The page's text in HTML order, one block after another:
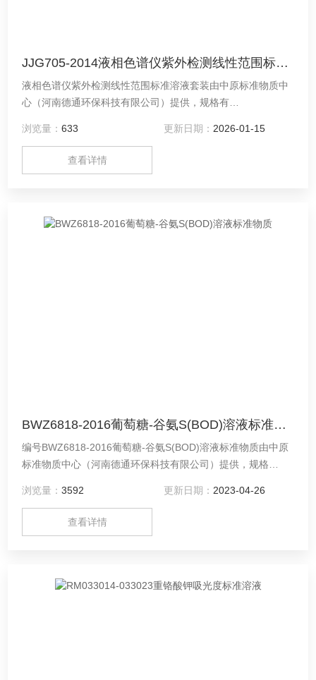
JJG705-2014液相色谱仪紫外检测线性范围标准溶液
液相色谱仪紫外检测线性范围标准溶液套装由中原标准物质中
心（河南德通环保科技有限公司）提供，规格有
浏览量：633 更新日期： 2026-01-15
查看详情
BWZ6818-2016葡萄糖-谷氨S(BOD)溶液标准物质
编号BWZ6818-2016葡萄糖-谷氨S(BOD)溶液标准物质由中原
标准物质中心（河南德通环保科技有限公司）提供，规格
浏览量：3592 更新日期： 2023-04-26
查看详情